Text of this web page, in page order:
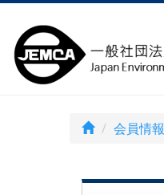
会員情報